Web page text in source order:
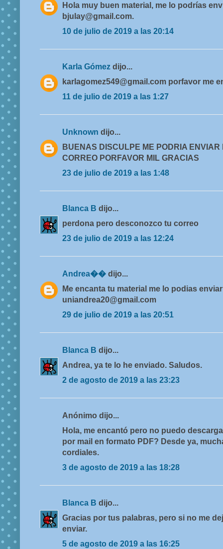
Hola muy buen material, me lo podrías
bjulay@gmail.com.
10 de julio de 2019 a las 20:14
Karla Gómez dijo...
karlagomez549@gmail.com porfavor me
11 de julio de 2019 a las 1:27
Unknown dijo...
BUENAS DISCULPE ME PODRIA ENVIAR
CORREO PORFAVOR MIL GRACIAS
23 de julio de 2019 a las 1:48
Blanca B dijo...
perdona pero desconozco tu correo
23 de julio de 2019 a las 12:24
Andrea�� dijo...
Me encanta tu material me lo podias
uniandrea20@gmail.com
29 de julio de 2019 a las 20:51
Blanca B dijo...
Andrea, ya te lo he enviado. Saludos.
2 de agosto de 2019 a las 23:23
Anónimo dijo...
Hola, me encantó pero no puedo
por mail en formato PDF? Desde ya,
cordiales.
3 de agosto de 2019 a las 18:28
Blanca B dijo...
Gracias por tus palabras, pero si no me
enviar.
5 de agosto de 2019 a las 16:25